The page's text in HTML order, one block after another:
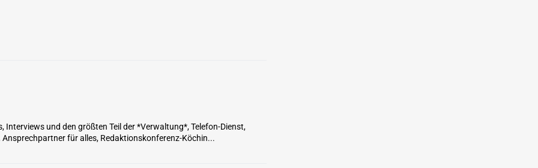
Interviews und den größten Teil der *Verwaltung*, Telefon-Dienst,
für alles, Redaktionskonferenz-Köchin...